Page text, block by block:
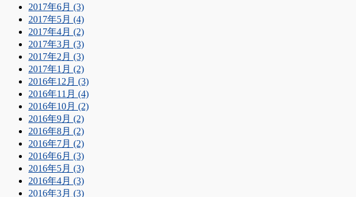
2017年6月 (3)
2017年5月 (4)
2017年4月 (2)
2017年3月 (3)
2017年2月 (3)
2017年1月 (2)
2016年12月 (3)
2016年11月 (4)
2016年10月 (2)
2016年9月 (2)
2016年8月 (2)
2016年7月 (2)
2016年6月 (3)
2016年5月 (3)
2016年4月 (3)
2016年3月 (3)